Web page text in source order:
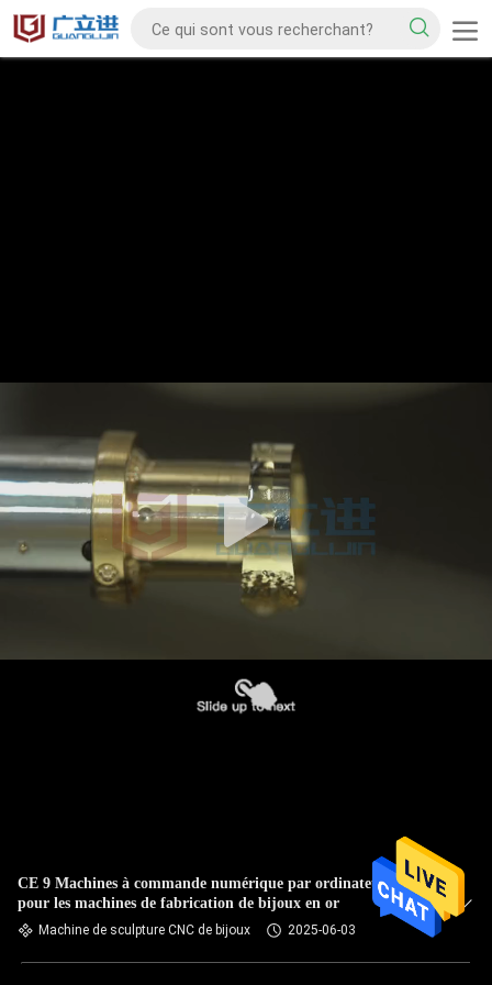
CE 9 Machines à commande numérique par ordinateur à axe
pour les machines de fabrication de bijoux en or
Machine de sculpture CNC de bijoux 2025-06-03